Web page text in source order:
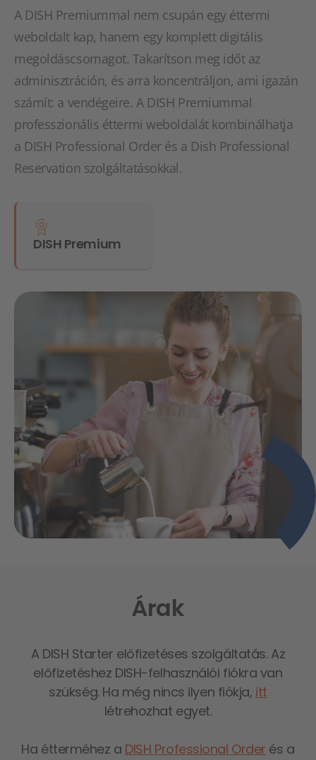
A DISH Premiummal nem csupán egy éttermi
weboldalt kap, hanem egy komplett digitális
megoldáscsomagot. Takarítson meg időt az
adminisztráción, és arra koncentráljon, ami igazán
számít: a vendégeire. A DISH Premiummal
professzionális éttermi weboldalát kombinálhatja
a DISH Professional Order és a Dish Professional
Reservation szolgáltatásokkal.
DISH Premium
Árak
A DISH Starter előfizetéses szolgáltatás. Az
előfizetéshez DISH-felhasználói fiókra van
szükség. Ha még nincs ilyen fiókja, itt
létrehozhat egyet.
Ha étterméhez a DISH Professional Order és a